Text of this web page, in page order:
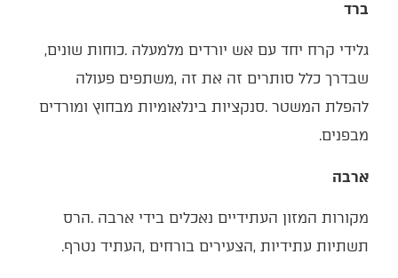
ברד
גלידי‭ ‬קרח‭ ‬יחד‭ ‬עם‭ ‬אש‭ ‬יורדים‭ ‬מלמעלה‭. ‬כוחות‭ ‬שונים‭,
‬להפלת‭ ‬המשטר‭. ‬סנקציות‭ ‬בינלאומיות‭ ‬מבחוץ‭ ‬ומורדים‭
‬מבפנים‭.‬
ארבה
מקורות‭ ‬המזון‭ ‬העתידיים‭ ‬נאכלים‭ ‬בידי‭ ‬ארבה‭. ‬הרס‭
‬תשתיות‭ ‬עתידיות‭, ‬הצעירים‭ ‬בורחים‭, ‬העתיד‭ ‬נטרף‭.‬